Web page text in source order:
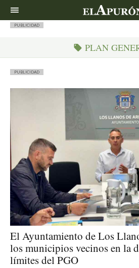
PUBLICIDAD
PLAN
PUBLICIDAD
El Ayuntamiento de Los
los municipios vecinos en la
límites del PGO